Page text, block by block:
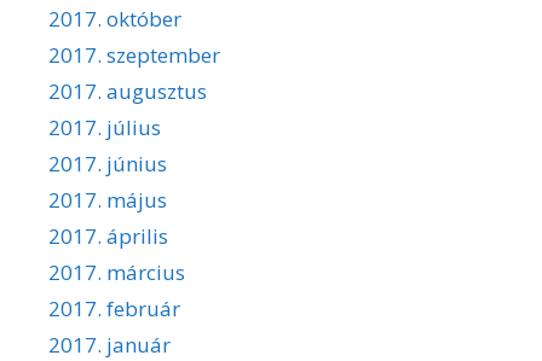
2017. október
2017. szeptember
2017. augusztus
2017. július
2017. június
2017. május
2017. április
2017. március
2017. február
2017. január